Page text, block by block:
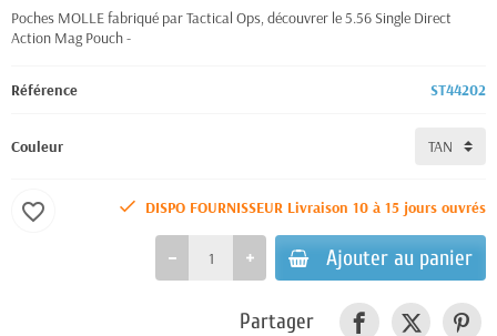
Poches MOLLE fabriqué par Tactical Ops, découvrer le 5.56 Single Direct
Action Mag Pouch -
Référence ST44202
Couleur
DISPO FOURNISSEUR Livraison 10 à 15 jours ouvrés
Ajouter au panier
favorite_border
Partager